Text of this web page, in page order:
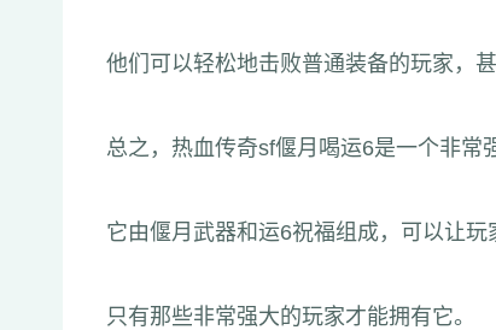
他们可以轻松地击败普通装备的玩家，
总之，热血传奇sf偃月喝运6是一个非常
它由偃月武器和运6祝福组成，可以让玩
只有那些非常强大的玩家才能拥有它。